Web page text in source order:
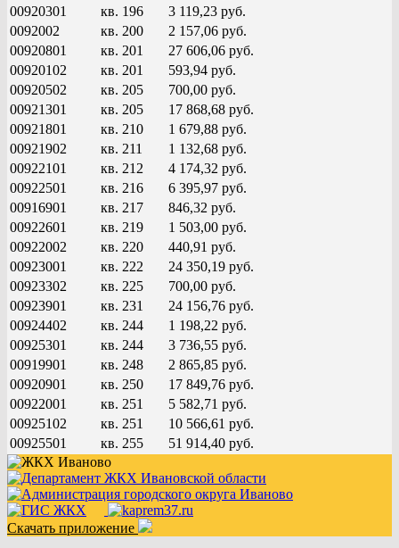
00920301
кв. 196
3 119,23 руб.
0092002
кв. 200
2 157,06 руб.
00920801
кв. 201
27 606,06 руб.
00920102
кв. 201
593,94 руб.
00920502
кв. 205
700,00 руб.
00921301
кв. 205
17 868,68 руб.
00921801
кв. 210
1 679,88 руб.
00921902
кв. 211
1 132,68 руб.
00922101
кв. 212
4 174,32 руб.
00922501
кв. 216
6 395,97 руб.
00916901
кв. 217
846,32 руб.
00922601
кв. 219
1 503,00 руб.
00922002
кв. 220
440,91 руб.
00923001
кв. 222
24 350,19 руб.
00923302
кв. 225
700,00 руб.
00923901
кв. 231
24 156,76 руб.
00924402
кв. 244
1 198,22 руб.
00925301
кв. 244
3 736,55 руб.
00919901
кв. 248
2 865,85 руб.
00920901
кв. 250
17 849,76 руб.
00922001
кв. 251
5 582,71 руб.
00925102
кв. 251
10 566,61 руб.
00925501
кв. 255 51 914,40 руб.
Скачать приложение